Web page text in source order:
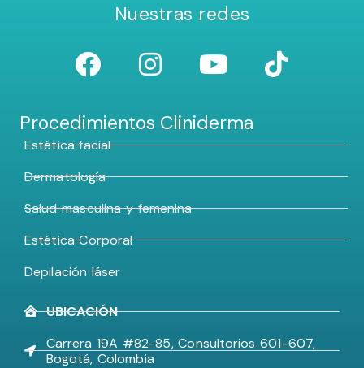
Nuestras redes
Procedimientos Cliniderma
Estética facial
Dermatología
Salud masculina y femenina
Estética Corporal
Depilación láser
UBICACIÓN
Carrera 19A #82-85, Consultorios 601-607,
Bogotá, Colombia